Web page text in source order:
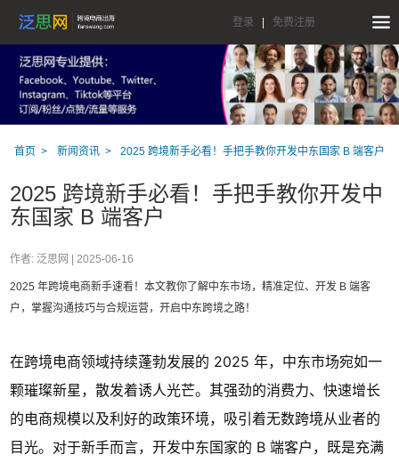
登录 免费注册
首页 新闻资讯 2025 跨境新手必看！手把手教你开发中东国家 B 端客户
2025 跨境新手必看！手把手教你开发中
东国家 B 端客户
作者: 泛思网 | 2025-06-16
2025 年跨境电商新手速看！本文教你了解中东市场，精准定位、开发 B 端客
户，掌握沟通技巧与合规运营，开启中东跨境之路！
在跨境电商领域持续蓬勃发展的 2025 年，中东市场宛如一
颗璀璨新星，散发着诱人光芒。其强劲的消费力、快速增长
的电商规模以及利好的政策环境，吸引着无数跨境从业者的
目光。对于新手而言，开发中东国家的 B 端客户，既是充满